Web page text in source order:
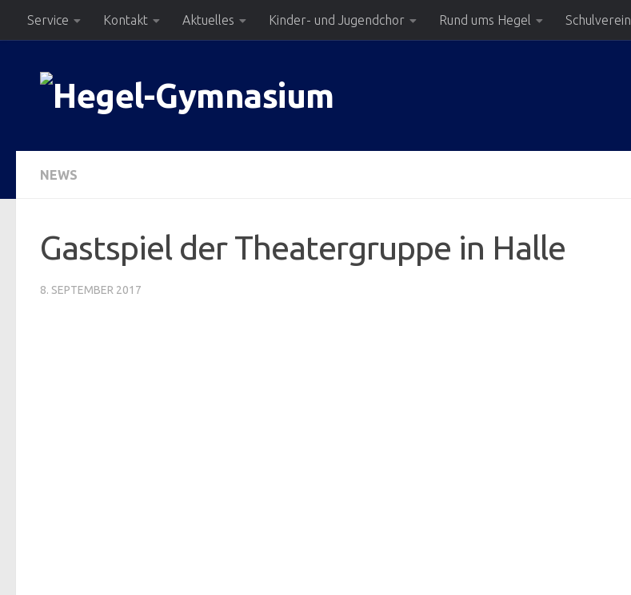
Zum Inhalt springen
Service Kontakt Aktuelles Kinder- und Jugendchor Rund ums Hegel Schulverein
NEWS
Gastspiel der Theatergruppe in Halle
8. SEPTEMBER 2017